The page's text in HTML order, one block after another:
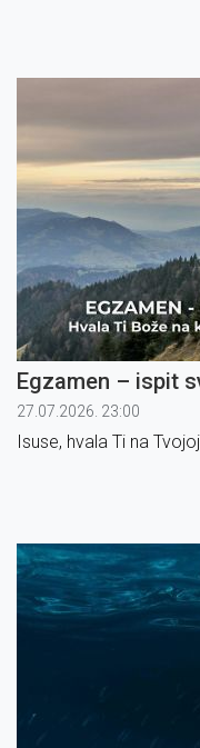
Egzamen – ispit
27.07.2026. 23:00
Isuse, hvala Ti na